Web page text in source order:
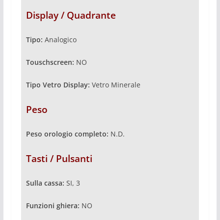
Display / Quadrante
Tipo: Analogico
Touschscreen: NO
Tipo Vetro Display: Vetro Minerale
Peso
Peso orologio completo: N.D.
Tasti / Pulsanti
Sulla cassa: SI, 3
Funzioni ghiera: NO